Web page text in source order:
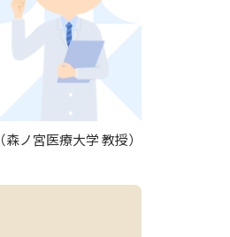
ノ宮医療大学 教授）